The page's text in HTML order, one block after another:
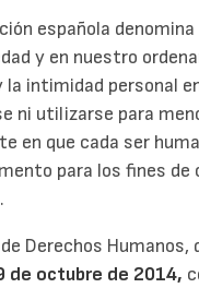
española
y en nuestro
intimidad personal
ni utilizarse para
en que cada ser
para los fines de
Derechos Humanos,
de octubre de 2014,